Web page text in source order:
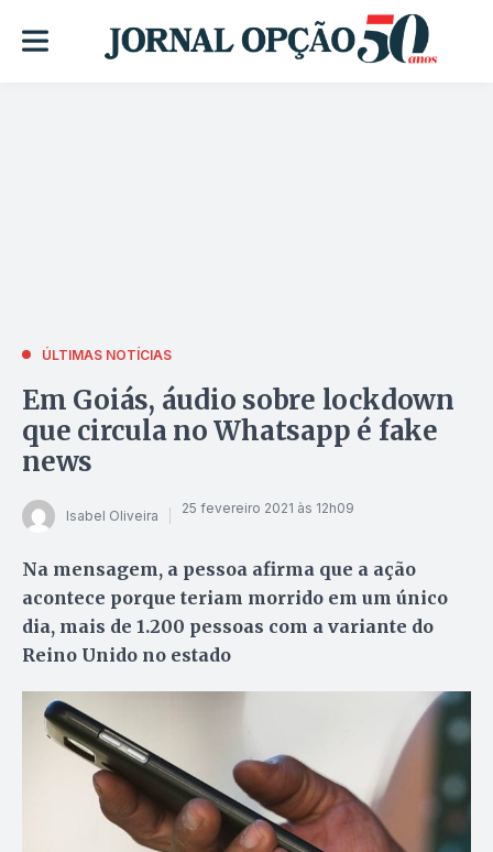
ÚLTIMAS NOTÍCIAS
Em Goiás, áudio sobre lockdown
que circula no Whatsapp é fake
news
Isabel Oliveira 25 fevereiro 2021 às 12h09
Na mensagem, a pessoa afirma que a ação
acontece porque teriam morrido em um único
dia, mais de 1.200 pessoas com a variante do
Reino Unido no estado